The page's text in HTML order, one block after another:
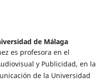
de Málaga
es profesora en el
y Publicidad, en la
de la Universidad